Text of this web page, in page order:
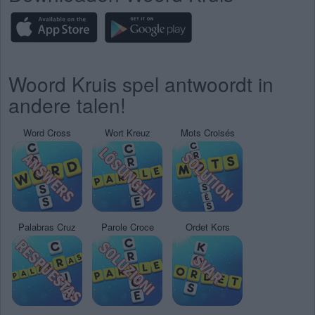
Woord Kruis spel antwoordt in
andere talen!
Word Cross Wort Kreuz Mots Croisés
Palabras Cruz Parole Croce Ordet Kors